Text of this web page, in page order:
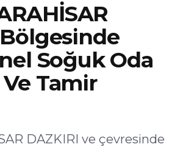
Soğuk Oda
Tamir
DAZKIRI ve çevresinde